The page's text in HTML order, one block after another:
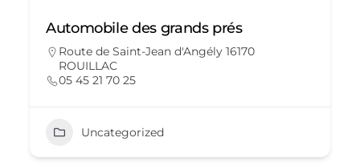
Automobile des grands prés
Route de Saint-Jean d'Angély 16170
ROUILLAC
05 45 21 70 25
Uncategorized